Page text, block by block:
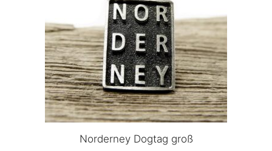
Norderney Dogtag groß